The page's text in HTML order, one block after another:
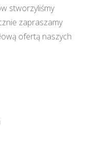
stworzyliśmy
zapraszamy
ofertą naszych